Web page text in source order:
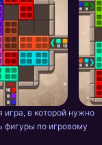
игра, в которой нужно
фигуры по игровому